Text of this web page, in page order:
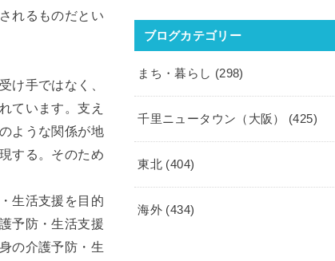
れるものだとい
け手ではなく、
ています。支え
ような関係が地
する。そのため
生活支援を目的
予防・生活支援
の介護予防・生
ブログカテゴリー
まち・暮らし (298)
千里ニュータウン（大阪） (425)
東北 (404)
海外 (434)